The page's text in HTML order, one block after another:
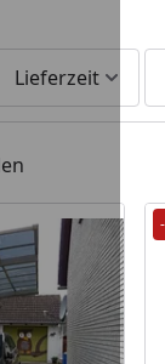
Lieferzeit